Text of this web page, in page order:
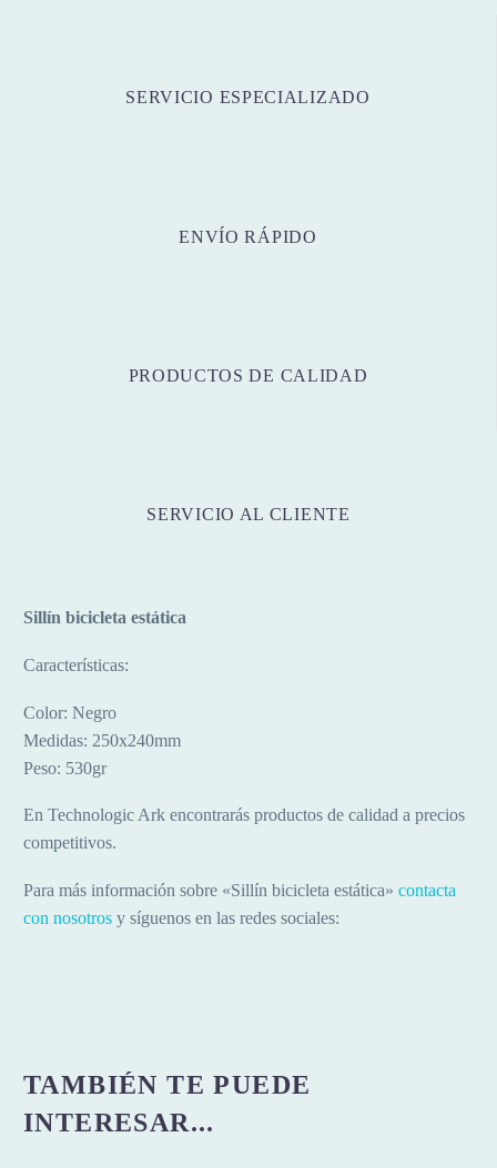
SERVICIO ESPECIALIZADO
ENVÍO RÁPIDO
PRODUCTOS DE CALIDAD
SERVICIO AL CLIENTE
Sillín bicicleta estática
Características:
Color: Negro
Medidas: 250x240mm
Peso: 530gr
En Technologic Ark encontrarás productos de calidad a precios
competitivos.
Para más información sobre «Sillín bicicleta estática» contacta
con nosotros y síguenos en las redes sociales:
TAMBIÉN TE PUEDE
INTERESAR...